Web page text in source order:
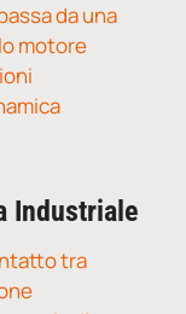
da una
motore
Industriale
tra